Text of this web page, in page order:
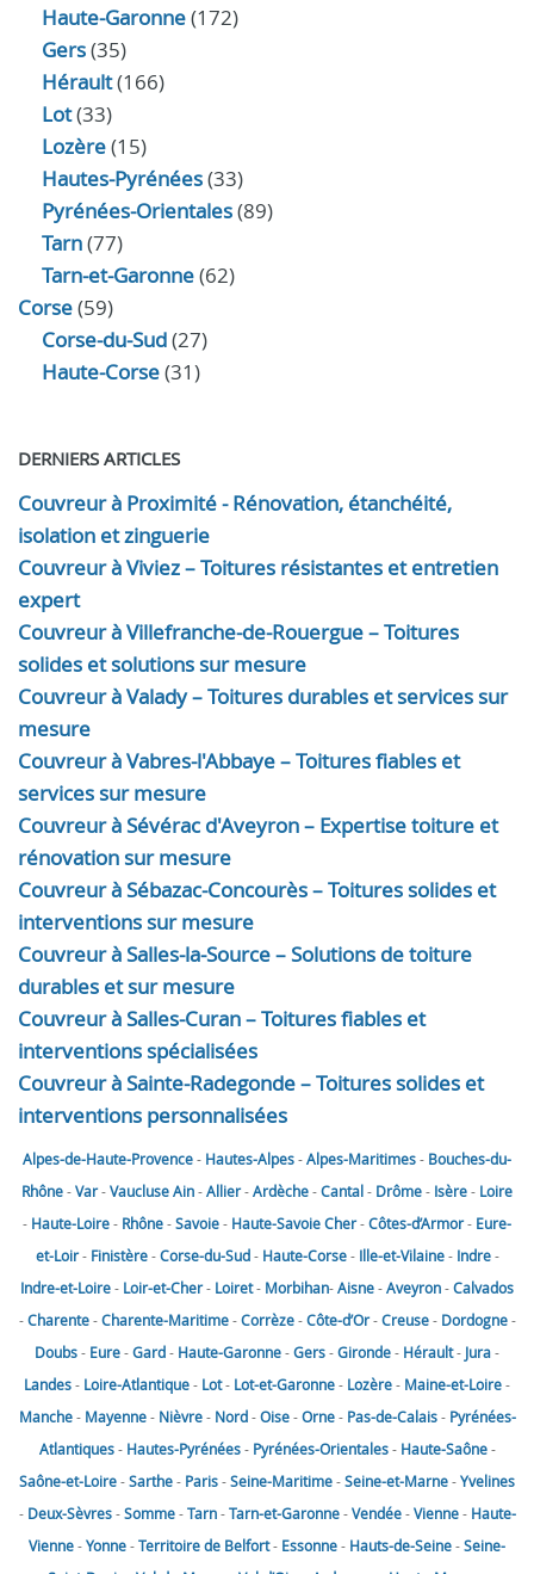
Haute-Garonne(172)
Gers(35)
Hérault(166)
Lot(33)
Lozère(15)
Hautes-Pyrénées(33)
Pyrénées-Orientales(89)
Tarn(77)
Tarn-et-Garonne(62)
Corse(59)
Corse-du-Sud(27)
Haute-Corse(31)
DERNIERS ARTICLES
Couvreur à Proximité - Rénovation, étanchéité,
isolation et zinguerie
Couvreur à Viviez – Toitures résistantes et entretien
expert
Couvreur à Villefranche-de-Rouergue – Toitures
solides et solutions sur mesure
Couvreur à Valady – Toitures durables et services sur
mesure
Couvreur à Vabres-l'Abbaye – Toitures fiables et
services sur mesure
Couvreur à Sévérac d'Aveyron – Expertise toiture et
rénovation sur mesure
Couvreur à Sébazac-Concourès – Toitures solides et
interventions sur mesure
Couvreur à Salles-la-Source – Solutions de toiture
durables et sur mesure
Couvreur à Salles-Curan – Toitures fiables et
interventions spécialisées
Couvreur à Sainte-Radegonde – Toitures solides et
interventions personnalisées
Alpes-de-Haute-Provence- Hautes-Alpes-Alpes-Maritimes- Bouches-du-
Rhône-Var-VaucluseAin-Allier-Ardèche-Cantal- Drôme- Isère- Loire
- Haute-Loire- Rhône-Savoie- Haute-SavoieCher-Côtes-d’Armor- Eure-
et-Loir- Finistère-Corse-du-Sud- Haute-Corse- Ille-et-Vilaine- Indre-
Indre-et-Loire- Loir-et-Cher- Loiret- Morbihan-Aisne-Aveyron-Calvados
-Charente-Charente-Maritime-Corrèze-Côte-d’Or-Creuse- Dordogne-
Doubs- Eure-Gard- Haute-Garonne-Gers-Gironde- Hérault- Jura-
Landes- Loire-Atlantique- Lot- Lot-et-Garonne- Lozère- Maine-et-Loire-
Manche- Mayenne- Nièvre- Nord-Oise-Orne- Pas-de-Calais- Pyrénées-
Atlantiques- Hautes-Pyrénées- Pyrénées-Orientales- Haute-Saône-
Saône-et-Loire-Sarthe- Paris-Seine-Maritime-Seine-et-Marne-Yvelines
- Deux-Sèvres-Somme-Tarn-Tarn-et-Garonne-Vendée-Vienne- Haute-
Vienne-Yonne-Territoire de Belfort- Essonne- Hauts-de-Seine-Seine-